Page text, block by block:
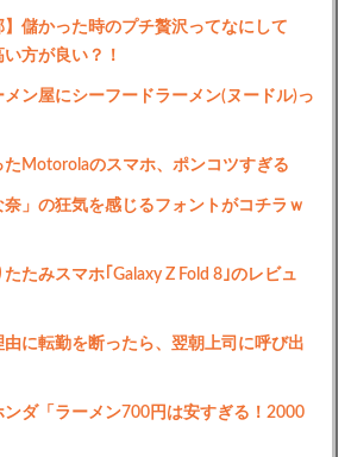
】儲かった時のプチ贅沢ってなにして
方が良い？！
ン屋にシーフードラーメン(ヌードル)っ
たMotorolaのスマホ、ポンコツすぎる
奈」の狂気を感じるフォントがコチラｗ
たみスマホ｢Galaxy Z Fold 8｣のレビュ
由に転勤を断ったら、翌朝上司に呼び出
ダ「ラーメン700円は安すぎる！2000